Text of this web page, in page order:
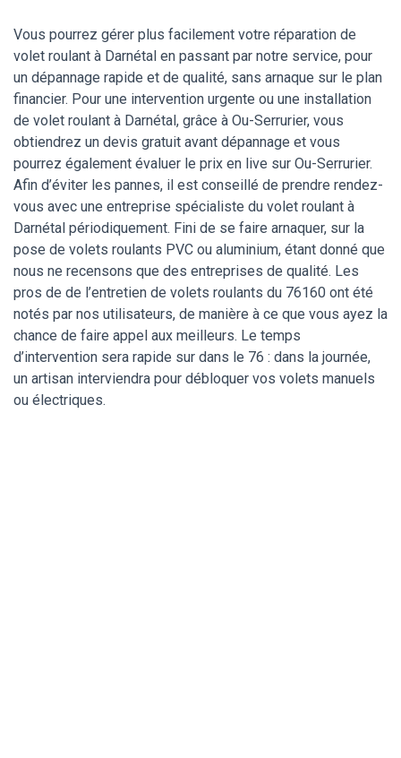
Vous pourrez gérer plus facilement votre réparation de
volet roulant à Darnétal en passant par notre service, pour
un dépannage rapide et de qualité, sans arnaque sur le plan
financier. Pour une intervention urgente ou une installation
de volet roulant à Darnétal, grâce à Ou-Serrurier, vous
obtiendrez un devis gratuit avant dépannage et vous
pourrez également évaluer le prix en live sur Ou-Serrurier.
Afin d’éviter les pannes, il est conseillé de prendre rendez-
vous avec une entreprise spécialiste du volet roulant à
Darnétal périodiquement. Fini de se faire arnaquer, sur la
pose de volets roulants PVC ou aluminium, étant donné que
nous ne recensons que des entreprises de qualité. Les
pros de de l’entretien de volets roulants du 76160 ont été
notés par nos utilisateurs, de manière à ce que vous ayez la
chance de faire appel aux meilleurs. Le temps
d’intervention sera rapide sur dans le 76 : dans la journée,
un artisan interviendra pour débloquer vos volets manuels
ou électriques.